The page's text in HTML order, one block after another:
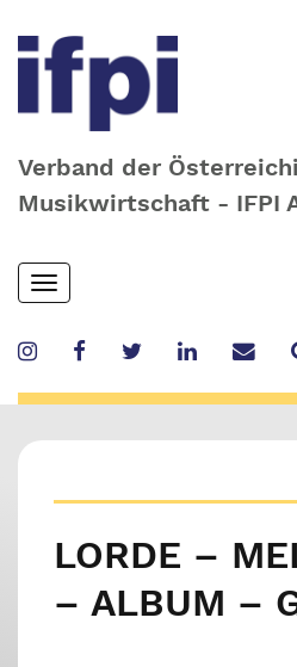
Verband der
Musikwirtschaft - IFPI
Skip
to
content
Toggle
navigation
LORDE –
– ALBUM –